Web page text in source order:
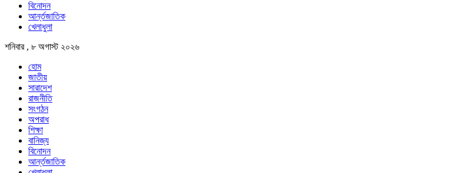
বিনোদন
আর্ন্তজাতিক
খেলাধুলা
শনিবার , ৮ অগাস্ট ২০২৬
হোম
জাতীয়
সারাদেশ
রাজনীতি
সংগঠন
অপরাধ
শিক্ষা
বানিজ্য
বিনোদন
আর্ন্তজাতিক